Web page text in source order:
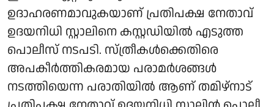
ഉദാഹരണമാവുകയാണ് പ്രതിപക്ഷ നേതാവ്
ഉദയനിധി സ്റ്റാലിനെ കസ്റ്റഡിയില്‍ എടുത്ത
പൊലീസ് നടപടി. സ്ത്രീകള്‍ക്കെതിരെ
അപകീര്‍ത്തികരമായ പരാമര്‍ശങ്ങള്‍
നടത്തിയെന്ന പരാതിയില്‍ ആണ് തമിഴ്നാട്